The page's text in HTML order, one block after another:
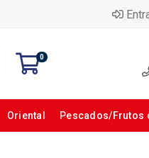
0
Oriental Pescados/Frutos